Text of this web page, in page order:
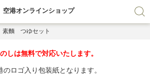
空港オンラインショップ
素麵 つゆセット
しは無料で対応いたします。
のロゴ入り包装紙となります。